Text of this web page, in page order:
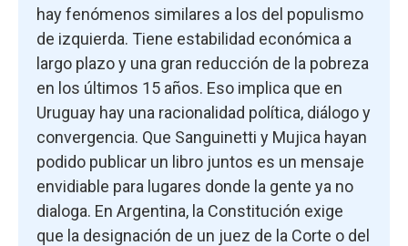
hay fenómenos similares a los del populismo
de izquierda. Tiene estabilidad económica a
largo plazo y una gran reducción de la pobreza
en los últimos 15 años. Eso implica que en
Uruguay hay una racionalidad política, diálogo y
convergencia. Que Sanguinetti y Mujica hayan
podido publicar un libro juntos es un mensaje
envidiable para lugares donde la gente ya no
dialoga. En Argentina, la Constitución exige
que la designación de un juez de la Corte o del